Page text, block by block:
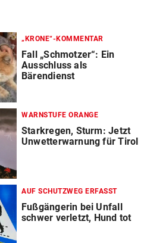
„KRONE“-KOMMENTAR
Fall „Schmotzer“: Ein
Ausschluss als
Bärendienst
WARNSTUFE ORANGE
Starkregen, Sturm: Jetzt
Unwetterwarnung für Tirol
AUF SCHUTZWEG ERFASST
Fußgängerin bei Unfall
schwer verletzt, Hund tot